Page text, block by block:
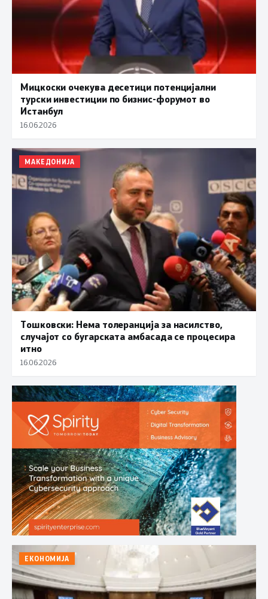
Мицкоски очекува десетици потенцијални
турски инвестиции по бизнис-форумот во
Истанбул
16.06.2026
МАКЕДОНИЈА
Тошковски: Нема толеранција за насилство,
случајот со бугарската амбасада се процесира
итно
16.06.2026
ЕКОНОМИЈА